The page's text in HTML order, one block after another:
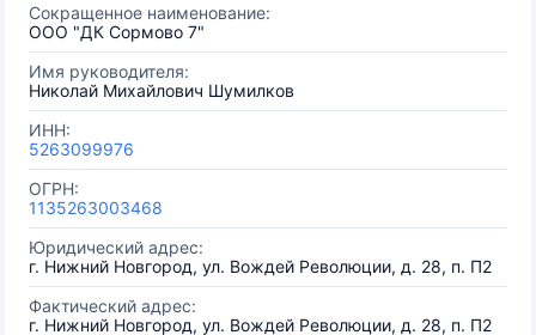
Сокращенное наименование:
ООО "ДК Сормово 7"
Имя руководителя:
Николай Михайлович Шумилков
ИНН:
5263099976
ОГРН:
1135263003468
Юридический адрес:
г. Нижний Новгород, ул. Вождей Революции, д. 28, п. П2
Фактический адрес:
г. Нижний Новгород, ул. Вождей Революции, д. 28, п. П2